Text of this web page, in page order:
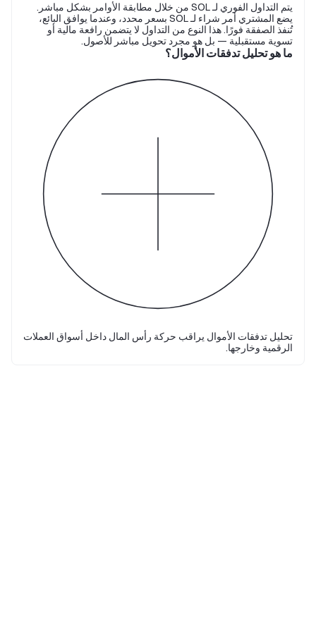
يتم التداول الفوري لـ SOL من خلال مطابقة الأوامر بشكل مباشر.
يضع المشتري أمر شراء لـ SOL بسعر محدد، وعندما يوافق البائع،
تُنفذ الصفقة فورًا. هذا النوع من التداول لا يتضمن رافعة مالية أو
تسوية مستقبلية — بل هو مجرد تحويل مباشر للأصول.
ما هو تحليل تدفقات الأموال؟
تحليل تدفقات الأموال يراقب حركة رأس المال داخل أسواق العملات
الرقمية وخارجها.